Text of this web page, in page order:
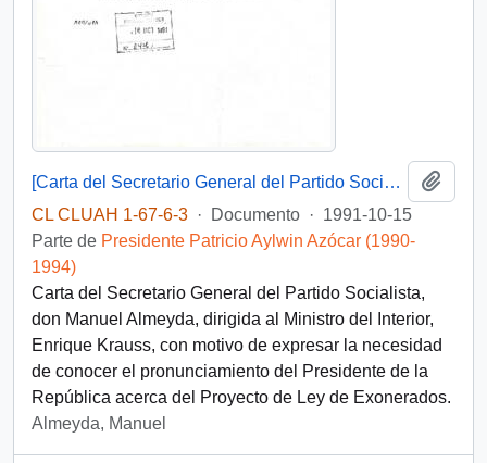
[Carta del Secretario General del Partido Socialista al Ministro del Interior]
CL CLUAH 1-67-6-3 · Documento · 1991-10-15
Parte de Presidente Patricio Aylwin Azócar (1990-
1994)
Carta del Secretario General del Partido Socialista,
don Manuel Almeyda, dirigida al Ministro del Interior,
Enrique Krauss, con motivo de expresar la necesidad
de conocer el pronunciamiento del Presidente de la
República acerca del Proyecto de Ley de Exonerados.
Almeyda, Manuel